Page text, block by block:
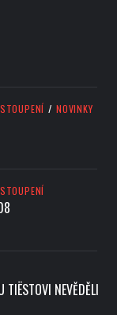
/ NOVINKY
NEVĚDĚLI